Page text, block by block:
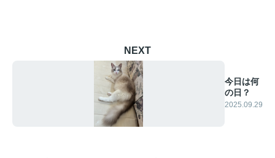
NEXT
今日は何
の日？
2025.09.29